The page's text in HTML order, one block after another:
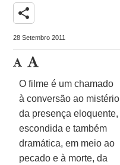
share
28 Setembro 2011
O filme é um chamado
à conversão ao mistério
da presença eloquente,
escondida e também
dramática, em meio ao
pecado e à morte, da